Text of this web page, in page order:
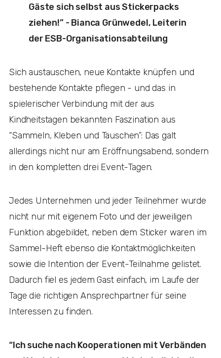
Gäste sich selbst aus Stickerpacks
ziehen!” - Bianca Grünwedel, Leiterin
der ESB-Organisationsabteilung
Sich austauschen, neue Kontakte knüpfen und
bestehende Kontakte pflegen - und das in
spielerischer Verbindung mit der aus
Kindheitstagen bekannten Faszination aus
“Sammeln, Kleben und Tauschen”: Das galt
allerdings nicht nur am Eröffnungsabend, sondern
in den kompletten drei Event-Tagen.
Jedes Unternehmen und jeder Teilnehmer wurde
nicht nur mit eigenem Foto und der jeweiligen
Funktion abgebildet, neben dem Sticker waren im
Sammel-Heft ebenso die Kontaktmöglichkeiten
sowie die Intention der Event-Teilnahme gelistet.
Dadurch fiel es jedem Gast einfach, im Laufe der
Tage die richtigen Ansprechpartner für seine
Interessen zu finden.
“Ich suche nach Kooperationen mit Verbänden